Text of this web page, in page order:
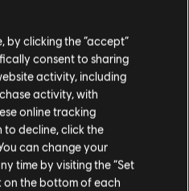
R+ Team &
ARCHI
ARCHI
clicking the “accept”
consent to sharing
activity, including
activity, with
online tracking
to decline, click the
can change your
time by visiting the “Set
on the bottom of each